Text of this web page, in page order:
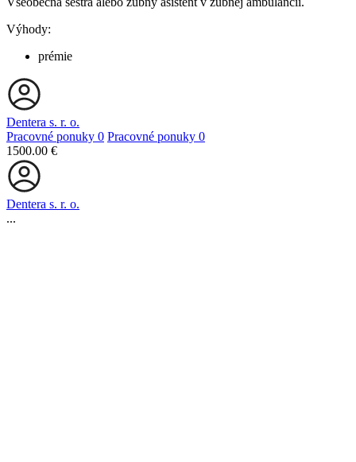
Výhody:
prémie
Dentera s. r. o.
Pracovné ponuky 0 Pracovné ponuky 0
1500.00 €
Dentera s. r. o.
...